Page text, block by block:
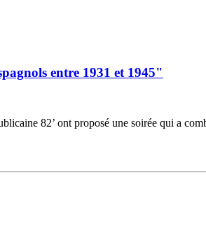
entre 1931 et 1945"
82’ ont proposé une soirée qui a